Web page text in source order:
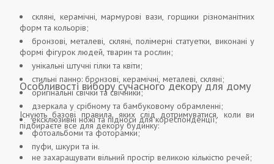
скляні, керамічні, мармурові вази, горщики різноманітних
форм та кольорів;
бронзові, металеві, скляні, полімерні статуетки, виконані у
формі фігурок людей, тварин та рослин;
унікальні штучні гілки та квіти;
стильні панно: бронзові, керамічні, металеві, скляні;
оригінальні свічки та свічники;
дзеркала у срібному та бамбуковому обрамленні;
ексклюзивні ножі та підноси для кореспонденції;
фотоальбоми та фоторамки;
пуфи, шкури та ін.
Особливості вибору сучасного декору для дому
Існують базові правила, яких слід дотримуватися, коли ви
підбираєте все для декору будинку:
не захаращувати вільний простір великою кількістю речей;